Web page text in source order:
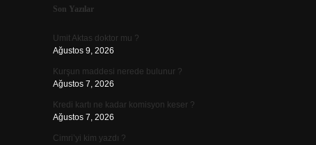
Sidebar
Son Yazılar
Umit Aktas doktor mu ?
Ağustos 9, 2026
Kurşun maddesi nerede bulunur ?
Ağustos 7, 2026
Kredi kartı ne kadar komisyon keser ?
Ağustos 7, 2026
Cimri’yi kim yazdı ?